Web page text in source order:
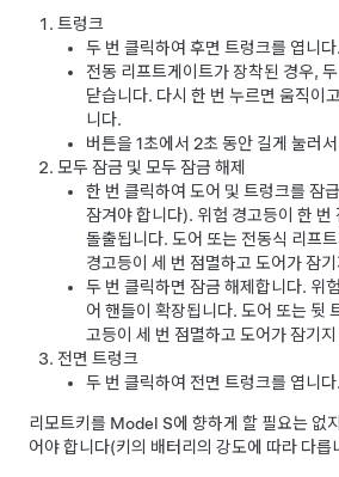
트렁크
두 번 클릭하여 후면 트렁크를 엽니다.
전동 리프트게이트가 장착된 경우,
닫습니다. 다시 한 번 누르면 움직이
니다.
버튼을 1초에서 2초 동안 길게 눌러
모두 잠금 및 모두 잠금 해제
한 번 클릭하여 도어 및 트렁크를 잠
잠겨야 합니다). 위험 경고등이 한 번
돌출됩니다. 도어 또는 전동식 리프
경고등이 세 번 점멸하고 도어가 잠
두 번 클릭하면 잠금 해제합니다. 위
어 핸들이 확장됩니다. 도어 또는 뒷
고등이 세 번 점멸하고 도어가 잠기
전면 트렁크
두 번 클릭하여 전면 트렁크를 엽니다.
리모트키를 Model S에 향하게 할 필요는 없
어야 합니다(키의 배터리의 강도에 따라 다릅